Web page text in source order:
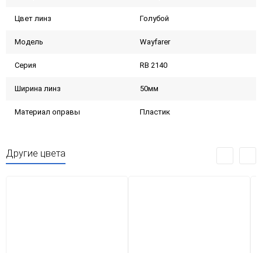
Цвет линз Голубой
Модель Wayfarer
Серия RB 2140
Ширина линз 50мм
Материал оправы Пластик
Другие цвета